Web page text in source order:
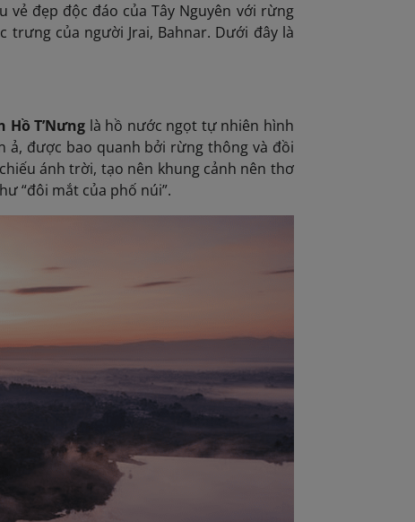
vẻ đẹp độc đáo của Tây Nguyên với rừng
trưng của người Jrai, Bahnar. Dưới đây là
Hồ T’Nưng là hồ nước ngọt tự nhiên hình
được bao quanh bởi rừng thông và đồi
ánh trời, tạo nên khung cảnh nên thơ
“đôi mắt của phố núi”.